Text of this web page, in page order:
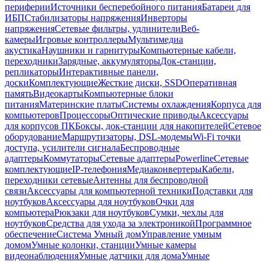
периферииИсточники бесперебойного питанияБатареи для
ИБПСтабилизаторы напряженияИнверторы
напряженияСетевые фильтры, удлинителиВеб-
камерыИгровые контроллерыМультимедиа
акустикаНаушники и гарнитурыКомпьютерные кабели,
переходникиЗарядные, аккумуляторыДок-станции,
репликаторыИнтерактивные панели,
доскиКомплектующиеЖесткие диски, SSDОперативная
памятьВидеокартыКомпьютерные блоки
питанияМатеринские платыСистемы охлажденияКорпуса для
компьютеровПроцессорыОптические приводыАксессуары
для корпусов ПКБоксы, док-станции для накопителейСетевое
оборудованиеМаршрутизаторы, DSL-модемыWi-Fi точки
доступа, усилители сигналаБеспроводные
адаптерыКоммутаторыСетевые адаптерыPowerlineСетевые
комплектующиеIP-телефонияМедиаконвертерыКабели,
переходники сетевыеАнтенны для беспроводной
связиАксессуары для компьютерной техникиПодставки для
ноутбуковАксессуары для ноутбуковОчки для
компьютераРюкзаки для ноутбуковСумки, чехлы для
ноутбуковСредства для ухода за электроникойПрограммное
обеспечениеСистема Умный домУправление умным
домомУмные колонки, станцииУмные камеры
видеонаблюденияУмные датчики для домаУмные